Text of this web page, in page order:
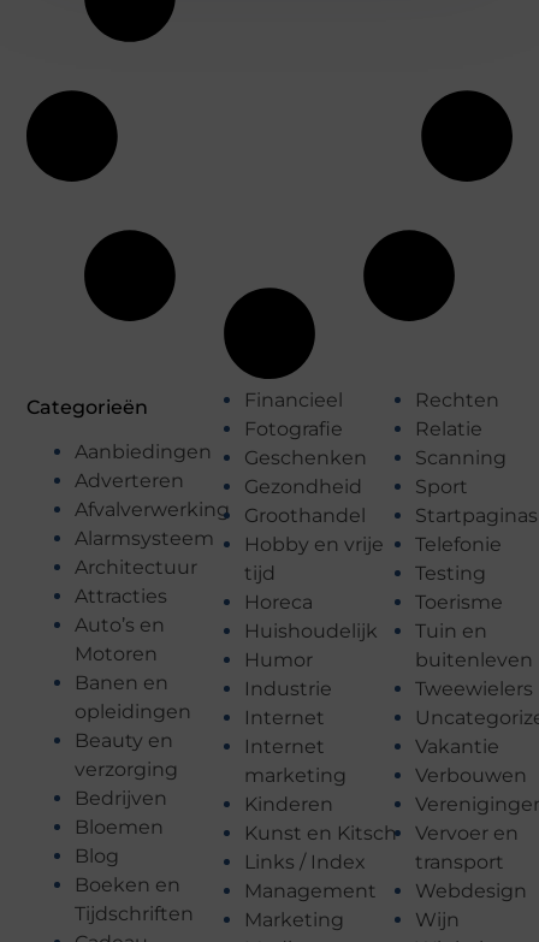
Categorieën
Aanbiedingen
Adverteren
Afvalverwerking
Alarmsysteem
Architectuur
Attracties
Auto’s en
Motoren
Banen en
opleidingen
Beauty en
verzorging
Bedrijven
Bloemen
Blog
Boeken en
Tijdschriften
Financieel
Fotografie
Geschenken
Gezondheid
Groothandel
Hobby en vrije
tijd
Horeca
Huishoudelijk
Humor
Industrie
Internet
Internet
marketing
Kinderen
Kunst en Kitsch
Links / Index
Management
Marketing
Rechten
Relatie
Scanning
Sport
Startpaginas
Telefonie
Testing
Toerisme
Tuin en
buitenleven
Tweewielers
Vakantie
Verbouwen
Vervoer en
transport
Webdesign
Wijn